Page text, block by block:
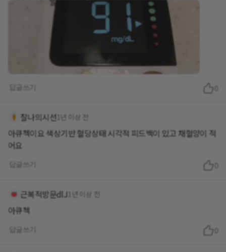
답글쓰기
찰나의시선1년 이상 전
아큐첵이요 색상기반 혈당상태 시각적 피드백이 있고 채혈양이 적
어요
답글쓰기
근복적방문dlJ1년 이상 전
아큐첵
답글쓰기